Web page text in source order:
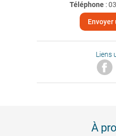
Téléphone:
Envoyer
Liens
À